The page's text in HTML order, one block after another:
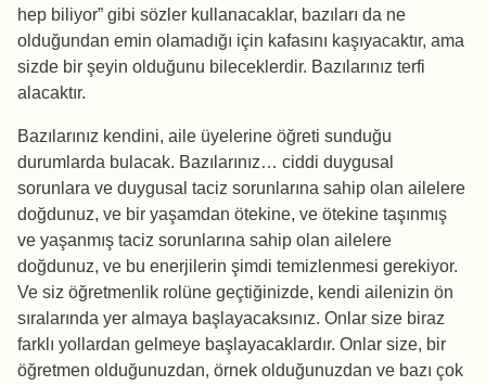
hep biliyor” gibi sözler kullanacaklar, bazıları da ne
olduğundan emin olamadığı için kafasını kaşıyacaktır, ama
sizde bir şeyin olduğunu bileceklerdir. Bazılarınız terfi
alacaktır.
Bazılarınız kendini, aile üyelerine öğreti sunduğu
durumlarda bulacak. Bazılarınız… ciddi duygusal
sorunlara ve duygusal taciz sorunlarına sahip olan ailelere
doğdunuz, ve bir yaşamdan ötekine, ve ötekine taşınmış
ve yaşanmış taciz sorunlarına sahip olan ailelere
doğdunuz, ve bu enerjilerin şimdi temizlenmesi gerekiyor.
Ve siz öğretmenlik rolüne geçtiğinizde, kendi ailenizin ön
sıralarında yer almaya başlayacaksınız. Onlar size biraz
farklı yollardan gelmeye başlayacaklardır. Onlar size, bir
öğretmen olduğunuzdan, örnek olduğunuzdan ve bazı çok